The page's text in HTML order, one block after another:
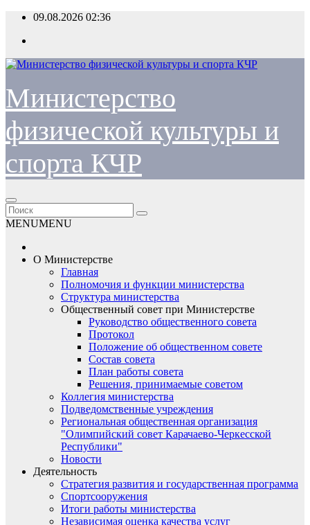
Перейти
содержимому
09.08.2026 02:36
Министерство
физической культуры и
спорта КЧР
MENUMENU
О Министерстве
Главная
Полномочия и функции министерства
Структура министерства
Общественный совет при Министерстве
Руководство общественного совета
Протокол
Положение об общественном совете
Состав совета
План работы совета
Решения, принимаемые советом
Коллегия министерства
Подведомственные учреждения
Региональная общественная организация
"Олимпийский совет Карачаево-Черкесской
Республики"
Новости
Деятельность
Стратегия развития и государственная программа
Спортсооружения
Итоги работы министерства
Независимая оценка качества услуг